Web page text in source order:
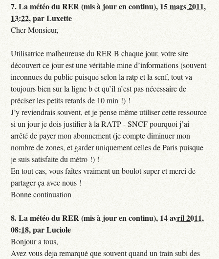
7.La météo du RER (mis à jour en continu), 15 mars 2011,
13:22,parLuxette
Cher Monsieur,
Utilisatrice malheureuse du RER B chaque jour, votre site
découvert ce jour est une véritable mine d’informations (souvent
inconnues du public puisque selon la ratp et la scnf, tout va
toujours bien sur la ligne b et qu’il n’est pas nécessaire de
préciser les petits retards de 10 min !) !
J’y reviendrais souvent, et je pense même utiliser cette ressource
si un jour je dois justifier à la RATP - SNCF pourquoi j’ai
arrêté de payer mon abonnement (je compte diminuer mon
nombre de zones, et garder uniquement celles de Paris puisque
je suis satisfaite du métro !) !
En tout cas, vous faîtes vraiment un boulot super et merci de
partager ça avec nous !
Bonne continuation
8.La météo du RER (mis à jour en continu), 14 avril 2011,
08:18,parLuciole
Bonjour a tous,
Avez vous deja remarqué que souvent quand un train subi des